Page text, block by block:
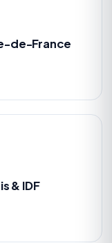
de-France
& IDF